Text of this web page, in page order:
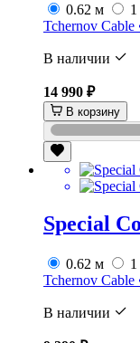
0.62 м
Tchernov Cable
В наличии
14 990 ₽
В корзину
Special
0.62 м
Tchernov Cable
В наличии